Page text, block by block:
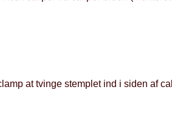
at tvinge stemplet ind i siden af